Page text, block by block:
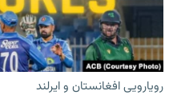
رویارویی افغانستان و ایرلند